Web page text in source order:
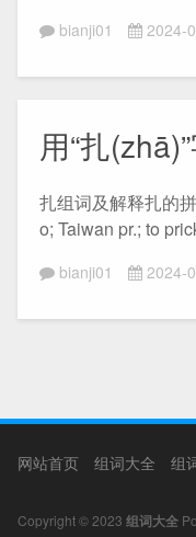
bianji01 2024-
用“扎
扎组词及解释扎的
o; Taiwan pr.; to
bianji01 2024-
网站首页 组词大全 组
Copyright © 2023 组词大全